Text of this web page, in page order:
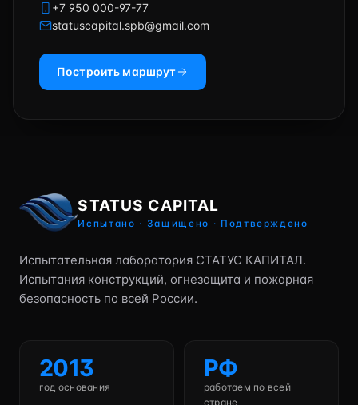
+7 950 000-97-77
statuscapital.spb@gmail.com
Построить маршрут
STATUS CAPITAL
Испытано · Защищено · Подтверждено
Испытательная лаборатория СТАТУС КАПИТАЛ.
Испытания конструкций, огнезащита и пожарная
безопасность по всей России.
2013
год основания
РФ
работаем по всей
стране